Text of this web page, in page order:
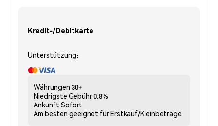
Kredit-/Debitkarte
Unterstützung:
Währungen 30+
Niedrigste Gebühr0.8%
Ankunft Sofort
Am besten geeignet fürErstkauf/Kleinbeträge